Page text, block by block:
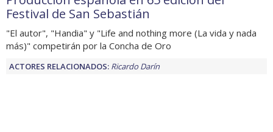
Festival de San Sebastián
"El autor", "Handia" y "Life and nothing more (La vida y nada
más)" competirán por la Concha de Oro
ACTORES RELACIONADOS: Ricardo Darín